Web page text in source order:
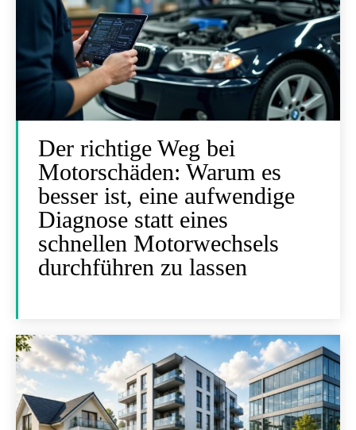
Der richtige Weg bei
Motorschäden: Warum es
besser ist, eine aufwendige
Diagnose statt eines
schnellen Motorwechsels
durchführen zu lassen